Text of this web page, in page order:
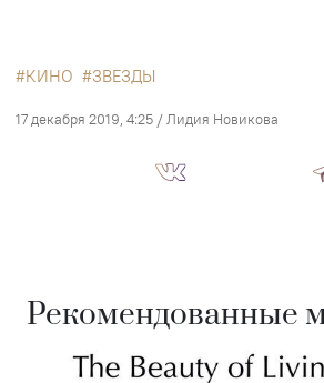
КИНО ЗВЕЗДЫ
17 декабря 2019, 4:25 / Лидия Новикова
Рекомендованные